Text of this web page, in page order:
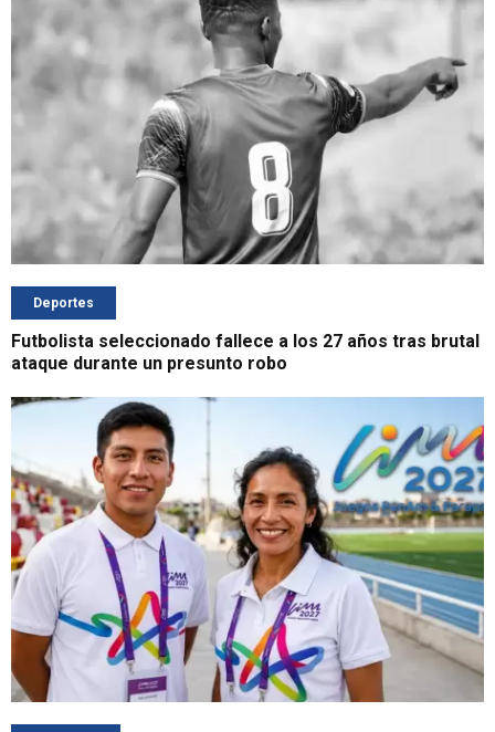
Deportes
Futbolista seleccionado fallece a los 27 años tras brutal
ataque durante un presunto robo